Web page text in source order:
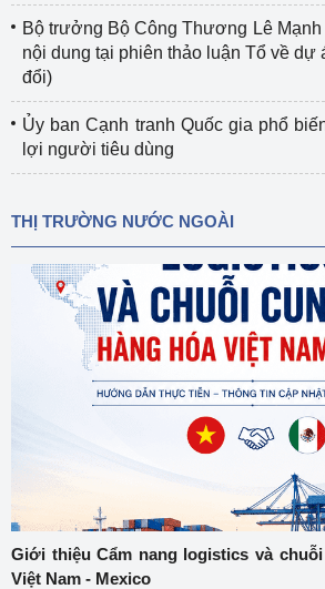
Bộ trưởng Bộ Công Thương Lê
nội dung tại phiên thảo luận Tổ về dự
đổi)
Ủy ban Cạnh tranh Quốc gia phổ
lợi người tiêu dùng
THỊ TRƯỜNG NƯỚC NGOÀI
Giới thiệu Cẩm nang logistics và
Việt Nam - Mexico